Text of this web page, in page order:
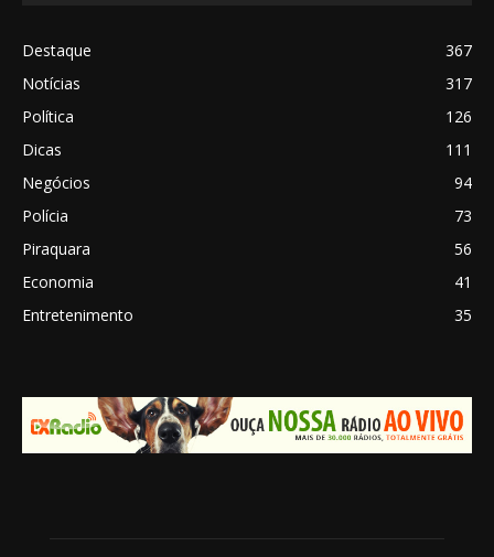
Destaque
367
Notícias
317
Política
126
Dicas
111
Negócios
94
Polícia
73
Piraquara
56
Economia
41
Entretenimento
35